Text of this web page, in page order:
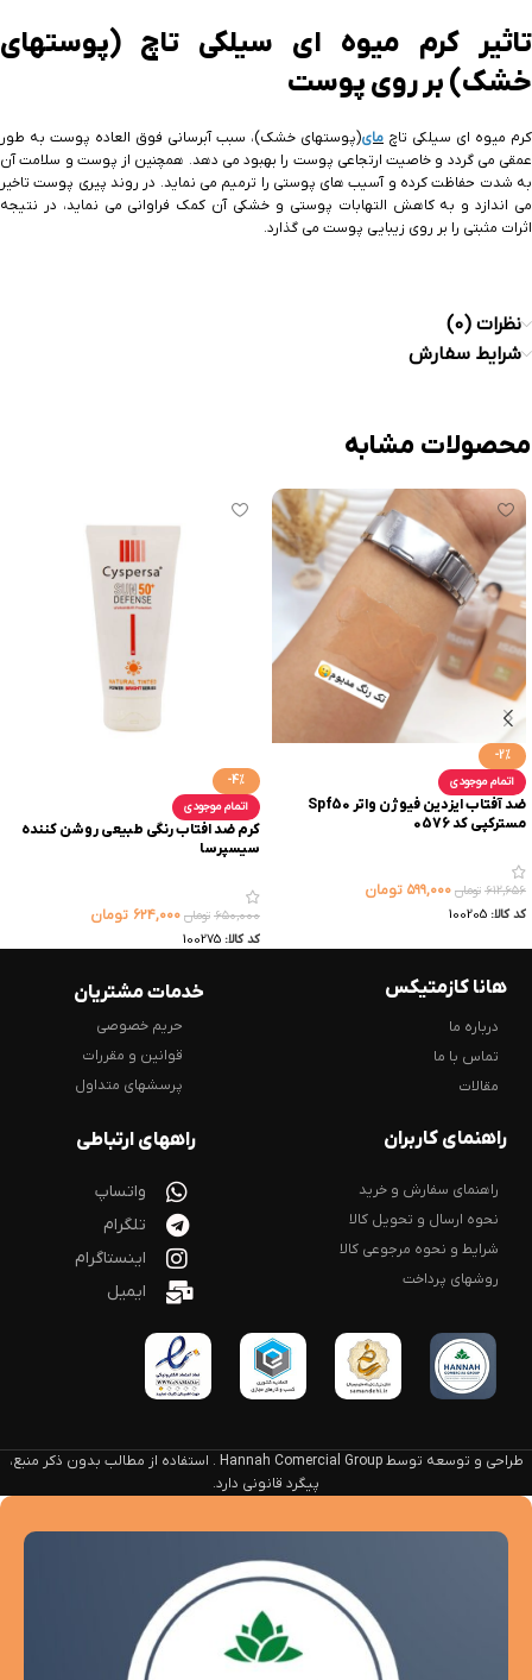
تاثیر کرم میوه ای سیلکی تاچ (پوستهای
خشک) بر روی پوست
کرم میوه ای سیلکی تاچ مای(پوستهای خشک)، سبب آبرسانی فوق العاده پوست به طور
عمقی می گردد و خاصیت ارتجاعی پوست را بهبود می دهد. همچنین از پوست و سلامت آن
به شدت حفاظت کرده و آسیب های پوستی را ترمیم می نماید. در روند پیری پوست تاخیر
می اندازد و به کاهش التهابات پوستی و خشکی آن کمک فراوانی می نماید، در نتیجه
اثرات مثبتی را بر روی زیبایی پوست می گذارد.
نظرات (0)
شرایط سفارش
محصولات مشابه
-2%
اتمام موجودی
ضد آفتاب ایزدین فیوژن واتر Spf50
مسترکپی کد 0576
۶۱۲,۶۵۶ تومان ۵۹۹,۰۰۰ تومان
کد کالا: 100205
-4%
اتمام موجودی
کرم ضد افتاب رنگی طبیعی روشن کننده
سیسپرسا
۶۵۰,۰۰۰ تومان ۶۲۴,۰۰۰ تومان
کد کالا: 100275
هانا کازمتیکس
درباره ما
تماس با ما
مقالات
خدمات مشتریان
حریم خصوصی
قوانین و مقررات
پرسشهای متداول
راهنمای کاربران
راهنمای سفارش و خرید
نحوه ارسال و تحویل کالا
شرایط و نحوه مرجوعی کالا
روشهای پرداخت
راههای ارتباطی
واتساپ
تلگرام
اینستاگرام
ایمیل
طراحی و توسعه توسط Hannah Comercial Group . استفاده از مطالب بدون ذکر منبع،
پیگرد قانونی دارد.